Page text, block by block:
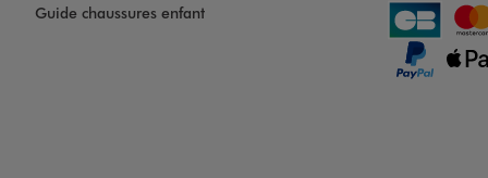
Guide chaussures enfant